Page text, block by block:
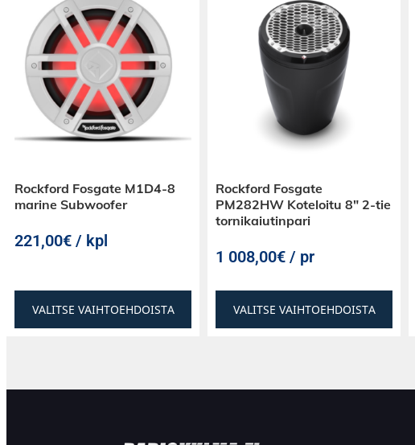
Rockford Fosgate M1D4-8
marine Subwoofer
221,00€ / kpl
VALITSE VAIHTOEHDOISTA
Rockford Fosgate
PM282HW Koteloitu 8″ 2-tie
tornikaiutinpari
1 008,00€ / pr
VALITSE VAIHTOEHDOISTA